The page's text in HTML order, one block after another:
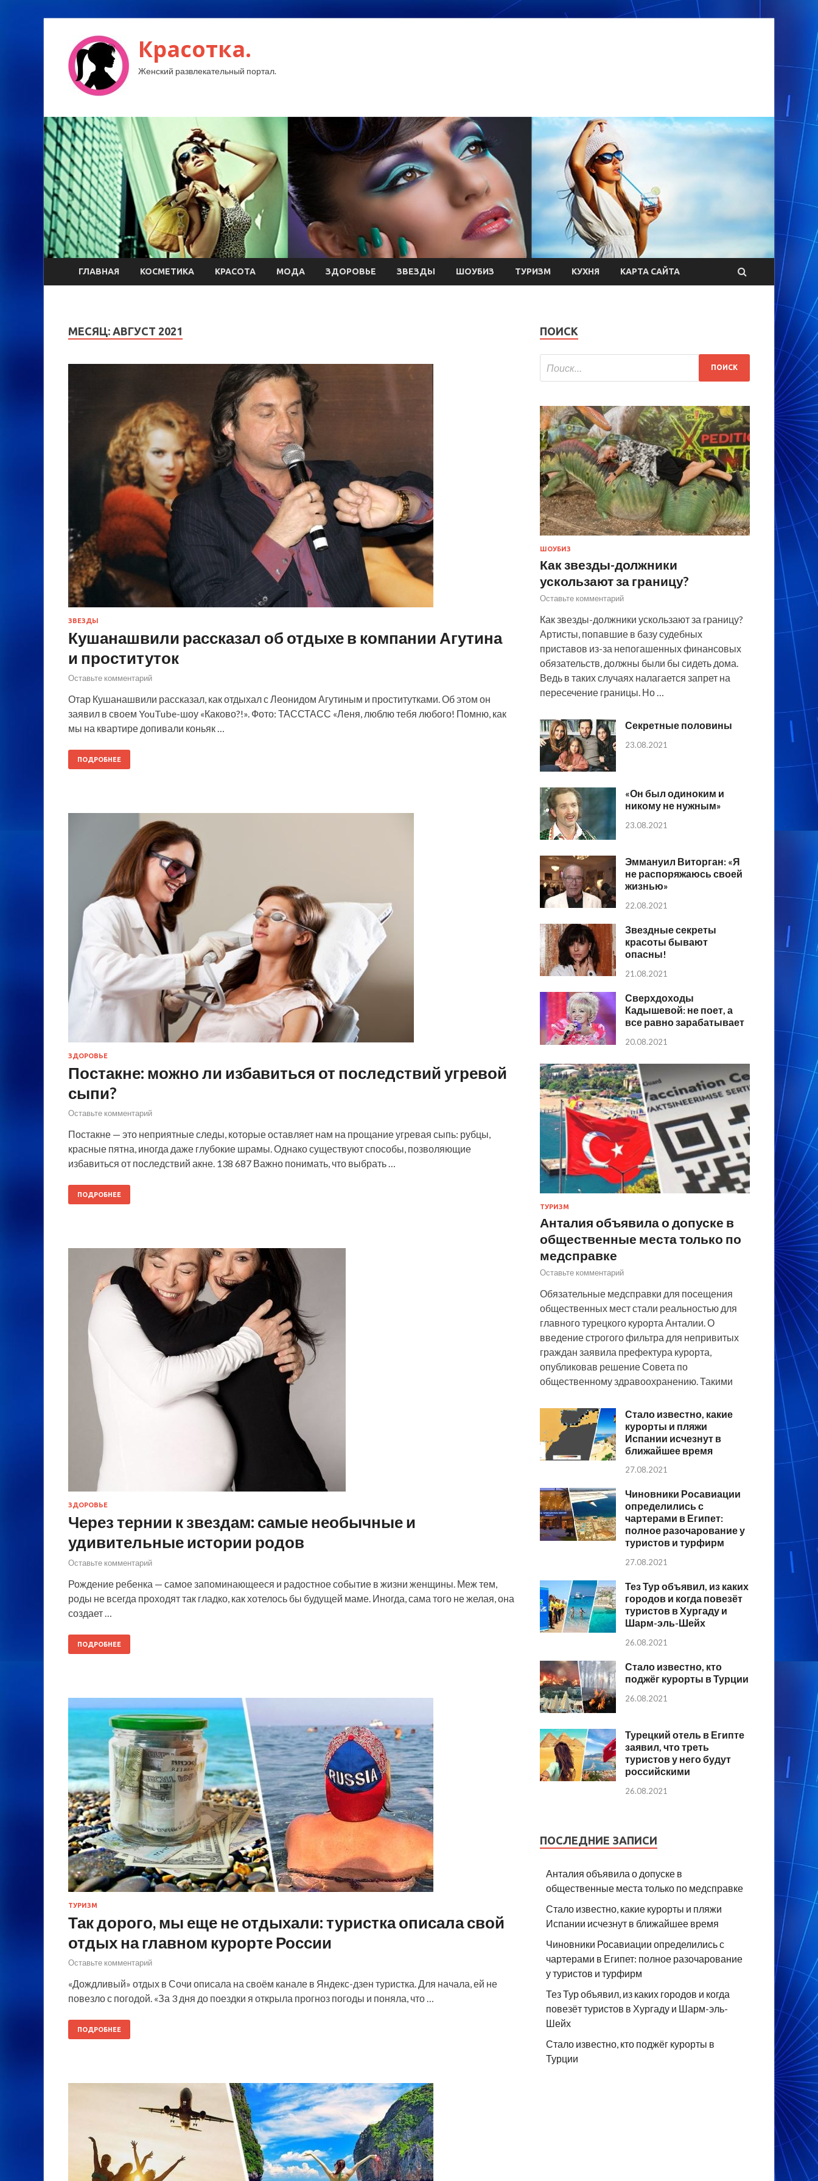
Красотка.
Женский развлекательный портал.
ГЛАВНАЯ КОСМЕТИКА КРАСОТА МОДА ЗДОРОВЬЕ ЗВЕЗДЫ ШОУБИЗ ТУРИЗМ КУХНЯ КАРТА САЙТА
МЕСЯЦ: АВГУСТ 2021
ЗВЕЗДЫ
Кушанашвили рассказал об отдыхе в компании Агутина
и проституток
Оставьте комментарий
Отар Кушанашвили рассказал, как отдыхал с Леонидом Агутиным и проститутками. Об этом он
заявил в своем YouTube-шоу «Каково?!». Фото: ТАССТАСС «Леня, люблю тебя любого! Помню, как
мы на квартире допивали коньяк …
ПОДРОБНЕЕ
ЗДОРОВЬЕ
Постакне: можно ли избавиться от последствий угревой
сыпи?
Оставьте комментарий
Постакне — это неприятные следы, которые оставляет нам на прощание угревая сыпь: рубцы,
красные пятна, иногда даже глубокие шрамы. Однако существуют способы, позволяющие
избавиться от последствий акне. 138 687 Важно понимать, что выбрать …
ПОДРОБНЕЕ
ЗДОРОВЬЕ
Через тернии к звездам: самые необычные и
удивительные истории родов
Оставьте комментарий
Рождение ребенка — самое запоминающееся и радостное событие в жизни женщины. Меж тем,
роды не всегда проходят так гладко, как хотелось бы будущей маме. Иногда, сама того не желая, она
создает …
ПОДРОБНЕЕ
ТУРИЗМ
Так дорого, мы еще не отдыхали: туристка описала свой
отдых на главном курорте России
Оставьте комментарий
«Дождливый» отдых в Сочи описала на своём канале в Яндекс-дзен туристка. Для начала, ей не
повезло с погодой. «За 3 дня до поездки я открыла прогноз погоды и поняла, что …
ПОДРОБНЕЕ
ПОИСК
ШОУБИЗ
Как звезды-должники
ускользают за границу?
Оставьте комментарий
Как звезды-должники ускользают за границу?
Артисты, попавшие в базу судебных
приставов из-за непогашенных финансовых
обязательств, должны были бы сидеть дома.
Ведь в таких случаях налагается запрет на
пересечение границы. Но …
Секретные половины
23.08.2021
«Он был одиноким и
никому не нужным»
23.08.2021
Эммануил Виторган: «Я
не распоряжаюсь своей
жизнью»
22.08.2021
Звездные секреты
красоты бывают
опасны!
21.08.2021
Сверхдоходы
Кадышевой: не поет, а
все равно зарабатывает
20.08.2021
ТУРИЗМ
Анталия объявила о допуске в
общественные места только по
медсправке
Оставьте комментарий
Обязательные медсправки для посещения
общественных мест стали реальностью для
главного турецкого курорта Анталии. О
введение строгого фильтра для непривитых
граждан заявила префектура курорта,
опубликовав решение Совета по
общественному здравоохранению. Такими
Стало известно, какие
курорты и пляжи
Испании исчезнут в
ближайшее время
27.08.2021
Чиновники Росавиации
определились с
чартерами в Египет:
полное разочарование у
туристов и турфирм
27.08.2021
Тез Тур объявил, из каких
городов и когда повезёт
туристов в Хургаду и
Шарм-эль-Шейх
26.08.2021
Стало известно, кто
поджёг курорты в Турции
26.08.2021
Турецкий отель в Египте
заявил, что треть
туристов у него будут
российскими
26.08.2021
ПОСЛЕДНИЕ ЗАПИСИ
Анталия объявила о допуске в
общественные места только по медсправке
Стало известно, какие курорты и пляжи
Испании исчезнут в ближайшее время
Чиновники Росавиации определились с
чартерами в Египет: полное разочарование
у туристов и турфирм
Тез Тур объявил, из каких городов и когда
повезёт туристов в Хургаду и Шарм-эль-
Шейх
Стало известно, кто поджёг курорты в
Турции